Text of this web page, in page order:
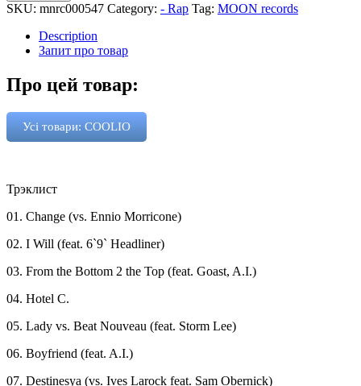
SKU: mnrc000547 Category: - Rap Tag: MOON records
Description
Запит про товар
Про цей товар:
Усі товари: COOLIO
Трэклист
01. Change (vs. Ennio Morricone)
02. I Will (feat. 6`9` Headliner)
03. From the Bottom 2 the Top (feat. Goast, A.I.)
04. Hotel C.
05. Lady vs. Beat Nouveau (feat. Storm Lee)
06. Boyfriend (feat. A.I.)
07. Destinesya (vs. Ives Larock feat. Sam Obernick)